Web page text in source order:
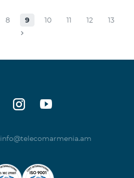
8 9 10 11 12 13
info@telecomarmenia.am